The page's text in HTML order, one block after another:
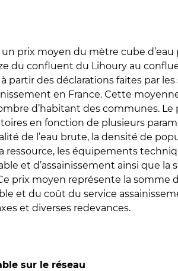
prix moyen du mètre cube d’eau
du confluent du Lihoury au
partir des déclarations faites par les
en France. Cette
d’habitant des communes. Le
en fonction de plusieurs
de l’eau brute, la densité de
ressource, les équipements
et d’assainissement ainsi que la
prix moyen représente la somme
et du coût du service
et diverses redevances.
sur le réseau